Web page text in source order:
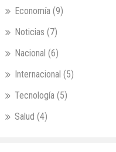
Economía (9)
Noticias (7)
Nacional (6)
Internacional (5)
Tecnología (5)
Salud (4)